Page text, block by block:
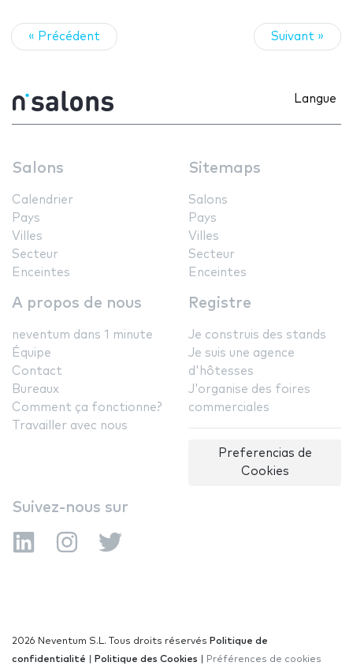
« Précédent Suivant »
Langue
Salons
Calendrier
Pays
Villes
Secteur
Enceintes
Sitemaps
Salons
Pays
Villes
Secteur
Enceintes
A propos de nous
neventum dans 1 minute
Équipe
Contact
Bureaux
Comment ça fonctionne?
Travailler avec nous
Registre
Je construis des stands
Je suis une agence
d'hôtesses
J'organise des foires
commerciales
Preferencias de
Cookies
Suivez-nous sur
2026 Neventum S.L. Tous droits réservés Politique de
confidentialité
Politique des Cookies Préférences de cookies